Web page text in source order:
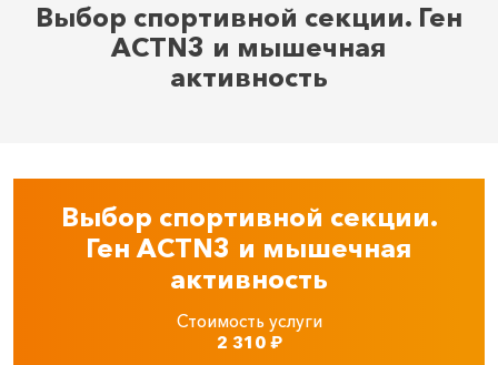
Выбор спортивной секции. Ген
ACTN3 и мышечная
активность
Выбор спортивной секции.
Ген ACTN3 и мышечная
активность
Стоимость услуги
2 310₽